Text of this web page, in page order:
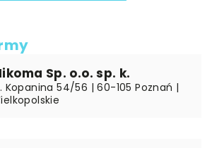
Sp. o.o. sp. k.
Kopanina 54/56 | 60-105 Poznań |